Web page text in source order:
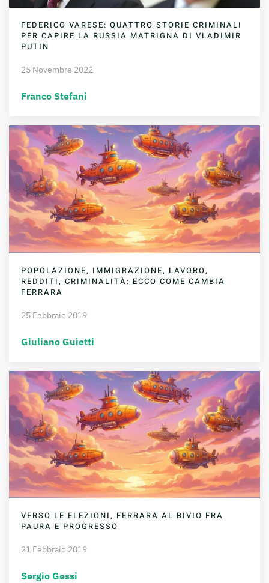
FEDERICO VARESE: QUATTRO STORIE CRIMINALI
PER CAPIRE LA RUSSIA MATRIGNA DI VLADIMIR
PUTIN
25 Novembre 2022
Franco Stefani
POPOLAZIONE, IMMIGRAZIONE, LAVORO,
REDDITI, CRIMINALITÀ: ECCO COME CAMBIA
FERRARA
25 Febbraio 2019
Giuliano Guietti
VERSO LE ELEZIONI, FERRARA AL BIVIO FRA
PAURA E PROGRESSO
21 Febbraio 2019
Sergio Gessi